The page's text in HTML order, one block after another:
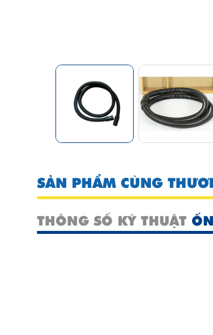
SẢN PHẨM CÙNG
THÔNG SỐ KỸ THUẬT